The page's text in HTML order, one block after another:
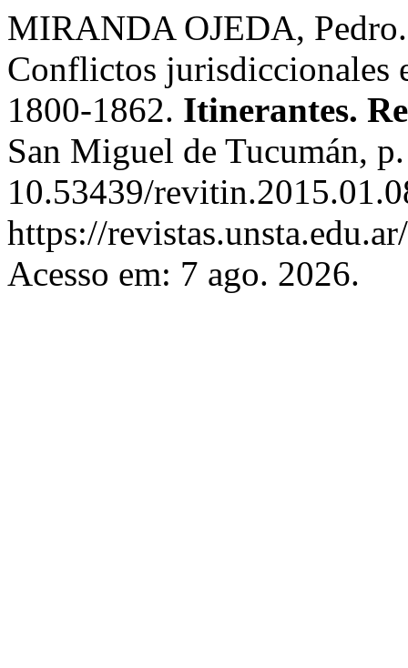
MIRANDA OJEDA,
Conflictos jurisdiccionales
1800-1862. Itinerantes.
San Miguel de Tucumán,
10.53439/
https://
Acesso em: 7 ago. 2026.